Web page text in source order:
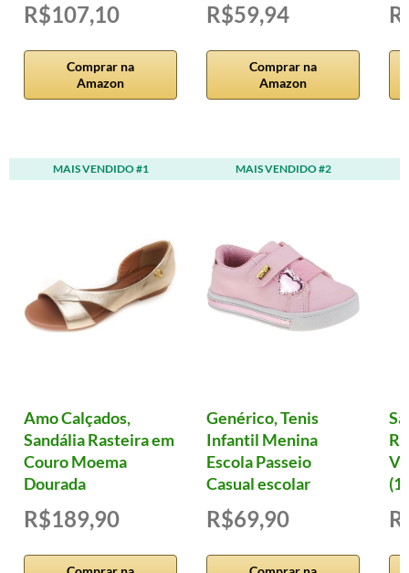
R$107,10
Comprar na
Amazon
R$59,94
Comprar na
Amazon
MAIS VENDIDO #1
Amo Calçados,
Sandália Rasteira em
Couro Moema
Dourada
R$189,90
MAIS VENDIDO #2
Genérico, Tenis
Infantil Menina
Escola Passeio
Casual escolar
R$69,90